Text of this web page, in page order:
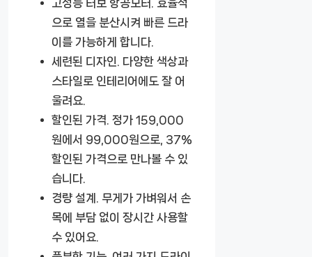
고성능 터보 항공모터.
효율적
으로 열을 분산시켜 빠른 드라
이를 가능하게 합니다.
세련된 디자인.
다양한 색상과
스타일로 인테리어에도 잘 어
울려요.
할인된 가격. 정가 159,000
원에서 99,000원으로, 37%
할인된 가격으로 만나볼 수 있
습니다.
경량 설계.
무게가 가벼워서 손
목에 부담 없이 장시간 사용할
수 있어요.